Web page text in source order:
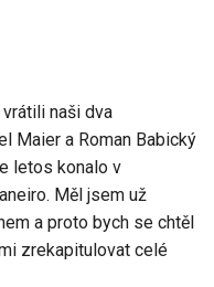
naši dva
Maier a Roman Babický
letos konalo v
Měl jsem už
a proto bych se chtěl
zrekapitulovat celé